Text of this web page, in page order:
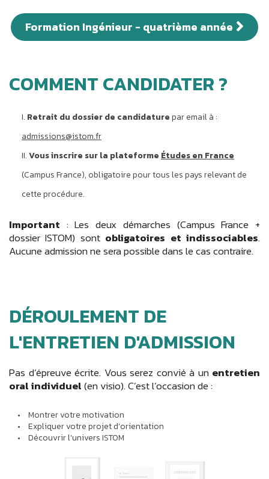
Formation Ingénieur - quatrième année
COMMENT CANDIDATER ?
Retrait du dossier de candidaturepar email à :
admissions@istom.fr
Vous inscrire sur la plateforme Études en France
(Campus France), obligatoire pour tous les pays relevant de
cette procédure.
Important : Les deux démarches (Campus France +
dossier ISTOM) sont obligatoires et indissociables.
Aucune admission ne sera possible dans le cas contraire.
DÉROULEMENT DE
L'ENTRETIEN D'ADMISSION
Pas d’épreuve écrite. Vous serez convié à un entretien
oral individuel(en visio). C’est l’occasion de :
Montrer votre motivation
Expliquer votre projet d’orientation
Découvrir l’univers ISTOM